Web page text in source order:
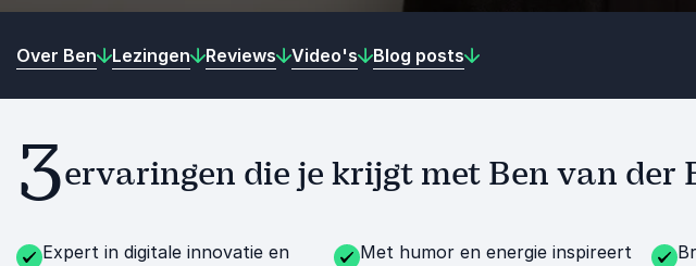
Over Ben Lezingen Reviews Video's Blog posts
3ervaringen die je krijgt met Ben van der
Expert in digitale innovatie en
Met humor en energie inspireert